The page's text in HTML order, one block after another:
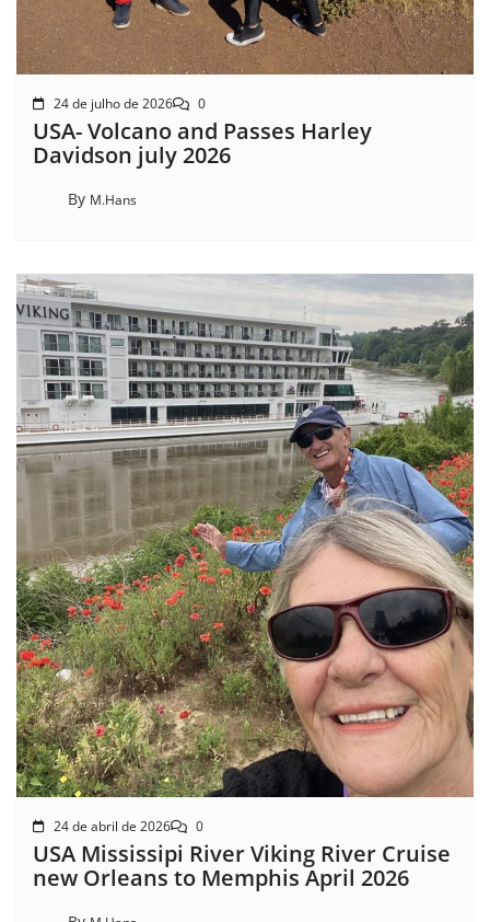
24 de julho de 2026 0
USA- Volcano and Passes Harley
Davidson july 2026
By M.Hans
24 de abril de 2026 0
USA Mississipi River Viking River Cruise
new Orleans to Memphis April 2026